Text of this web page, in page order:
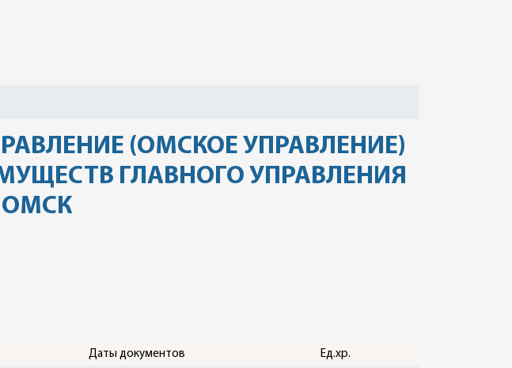
(ОМСКОЕ УПРАВЛЕНИЕ)
ГЛАВНОГО УПРАВЛЕНИЯ
ОМСК
Даты документов Ед.хр.